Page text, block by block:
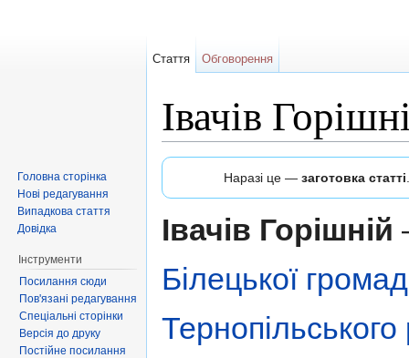
Івачів
Наразі це — заготовка статті
Івачів Горішній
Білецької
Стаття Обговорення
Головна сторінка
Нові редагування
Випадкова стаття
Довідка
Інструменти
Посилання сюди
Пов'язані редагування
Спеціальні сторінки
Версія до друку
Постійне посилання